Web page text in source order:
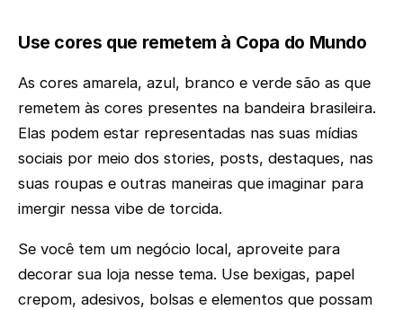
Use cores que remetem à Copa do Mundo
As cores amarela, azul, branco e verde são as que
remetem às cores presentes na bandeira brasileira.
Elas podem estar representadas nas suas mídias
sociais por meio dos stories, posts, destaques, nas
suas roupas e outras maneiras que imaginar para
imergir nessa vibe de torcida.
Se você tem um negócio local, aproveite para
decorar sua loja nesse tema. Use bexigas, papel
crepom, adesivos, bolsas e elementos que possam